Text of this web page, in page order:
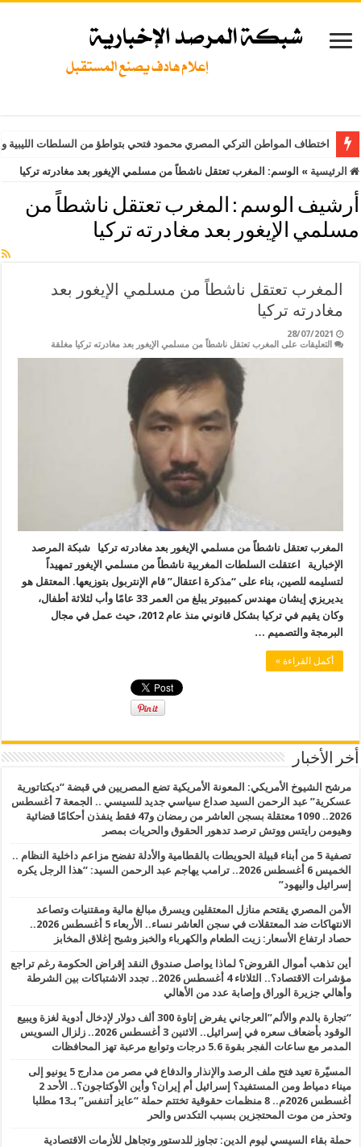
اختطاف المواطن التركي المصري محمود فتحي بتواطؤ من السلطات
الرئيسية » الوسم: المغرب تعتقل ناشطاً من مسلمي الإيغور بعد مغادرته تركيا
أرشيف الوسم : المغرب تعتقل ناشطاً من
مسلمي الإيغور بعد مغادرته تركيا
المغرب تعتقل ناشطاً من مسلمي الإيغور بعد
مغادرته تركيا
28/07/2021
التعليقات على المغرب تعتقل ناشطاً من مسلمي الإيغور بعد مغادرته تركيا مغلقة
المغرب تعتقل ناشطاً من مسلمي الإيغور بعد مغادرته تركيا شبكة المرصد
الإخبارية اعتقلت السلطات المغربية ناشطاً من مسلمي الإيغور تمهيداً
لتسليمه للصين، بناء على “مذكرة اعتقال” قام الإنتربول بتوزيعها. المعتقل هو
يديريزي إيشان مهندس كمبيوتر يبلغ من العمر 33 عامًا وأب لثلاثة أطفال،
وكان يقيم في تركيا بشكل قانوني منذ عام 2012، حيث عمل في مجال
البرمجة والتصميم …
أكمل القراءة »
أخر الأخبار
مرشح الشيوخ الأمريكي: المعونة الأمريكية تضع المصريين في قبضة “ديكتاتورية
عسكرية” عبد الرحمن السيد صداع سياسي جديد للسيسي .. الجمعة 7 أغسطس
2026.. 1090 معتقلة بسجن العاشر من رمضان و47 فقط ينفذن أحكامًا قضائية
وهيومن رايتس ووتش ترصد تدهور الحقوق والحريات بمصر
تصفية 5 من أبناء قبيلة الحويطات بالقطامية والأدلة تفضح مزاعم داخلية النظام ..
الخميس 6 أغسطس 2026.. ترامب يهاجم عبد الرحمن السيد: “هذا الرجل يكره
إسرائيل واليهود”
الأمن المصري يقتحم منازل المعتقلين ويسرق مبالغ مالية ومقتنيات وتصاعد
الانتهاكات ضد المعتقلات في سجن العاشر نساء.. الأربعاء 5 أغسطس 2026..
حصاد ارتفاع الأسعار: زيت الطعام والكهرباء والخبز وشبح إغلاق المخابز
أين تذهب أموال القروض؟ لماذا يواصل صندوق النقد إقراض الحكومة رغم تراجع
مؤشرات الاقتصاد؟.. الثلاثاء 4 أغسطس 2026.. تجدد الاشتباكات بين الشرطة
وأهالي جزيرة الوراق وإصابة عدد من الأهالي
“تجارة بالدم والألم”العرجاني يفرض إتاوة 300 ألف دولار لإدخال أدوية لغزة ويبيع
الوقود بأضعاف سعره في إسرائيل.. الاثنين 3 أغسطس 2026.. زلزال السويس
المدمر مع ساعات الفجر بقوة 5.6 درجات وتوابع مرعبة تهز المحافظات
المسيّرة تعيد فتح ملف الرصد والإنذار والدفاع في مصر من مدارج 5 يونيو إلى
ميناء دمياط ومن المستفيد؟ إسرائيل أم إيران؟ وأين الأوكتاجون؟.. الأحد 2
أغسطس 2026م.. 8 منظمات حقوقية تختتم حملة “عايز أتنفس” بـ13 مطلبا
وتحذر من موت المحتجزين بسبب التكدس والحر
حملة بقاء السيسي ليوم الدين: تجاوز للدستور وتجاهل للأزمات الاقتصادية